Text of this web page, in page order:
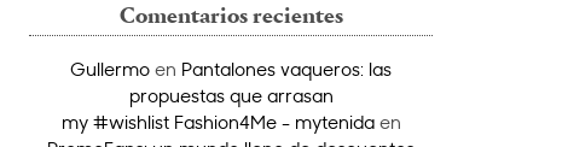
Comentarios recientes
Gullermo en Pantalones vaqueros: las
propuestas que arrasan
my #wishlist Fashion4Me - mytenidaen